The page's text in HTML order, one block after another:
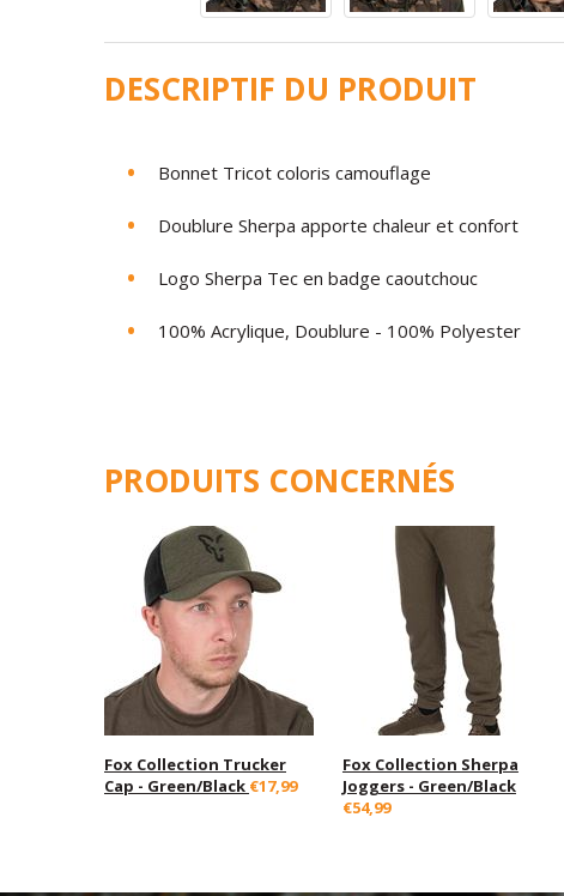
DESCRIPTIF DU PRODUIT
Bonnet Tricot coloris camouflage
Doublure Sherpa apporte chaleur et confort
Logo Sherpa Tec en badge caoutchouc
100% Acrylique, Doublure - 100% Polyester
PRODUITS CONCERNÉS
Fox Collection Trucker
Cap - Green/Black €17,99
Fox Collection Sherpa
Joggers - Green/Black
€54,99